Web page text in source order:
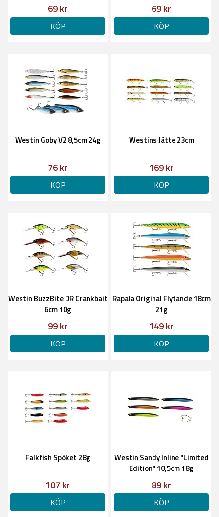
69 kr
KÖP
69 kr
KÖP
Westin Goby V2 8,5cm 24g
76 kr
KÖP
Westins Jätte 23cm
169 kr
KÖP
Westin BuzzBite DR Crankbait
6cm 10g
99 kr
KÖP
Rapala Original Flytande 18cm
21g
149 kr
KÖP
Falkfish Spöket 28g
107 kr
KÖP
Westin Sandy Inline "Limited
Edition" 10,5cm 18g
89 kr
KÖP